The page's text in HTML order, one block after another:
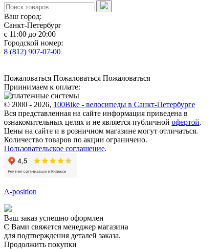
Ваш город:
Санкт-Петербург
с 11:00 до 20:00
Городской номер:
8 (812) 907-07-00
Пожаловаться Пожаловаться Пожаловаться
Приинимаем к оплате:
© 2000 - 2026, 100Bike - велосипеды в Санкт-Петербурге
Вся представленная на сайте информация приведена в
ознакомительных целях и не является публичной офертой.
Цены на сайте и в розничном магазине могут отличаться.
Количество товаров по акции ограничено.
Пользовательское соглашение.
A-position
Ваш заказ успешно оформлен
С Вами свяжется менеджер магазина
для подтверждения деталей заказа.
Продолжить покупки